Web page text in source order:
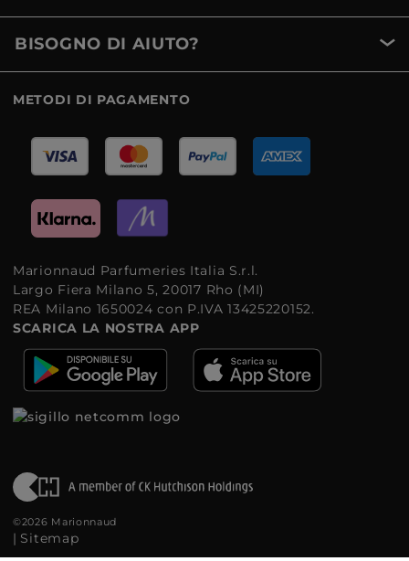
BISOGNO DI AIUTO?
METODI DI PAGAMENTO
Marionnaud Parfumeries Italia S.r.l.
Largo Fiera Milano 5, 20017 Rho (MI)
REA Milano 1650024 con P.IVA 13425220152.
SCARICA LA NOSTRA APP
©2026 Marionnaud
| Sitemap